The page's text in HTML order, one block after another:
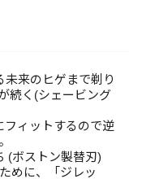
来のヒゲまで剃り
続く(シェービング
フィットするので逆
(ボストン製替刃)
めに、「ジレッ